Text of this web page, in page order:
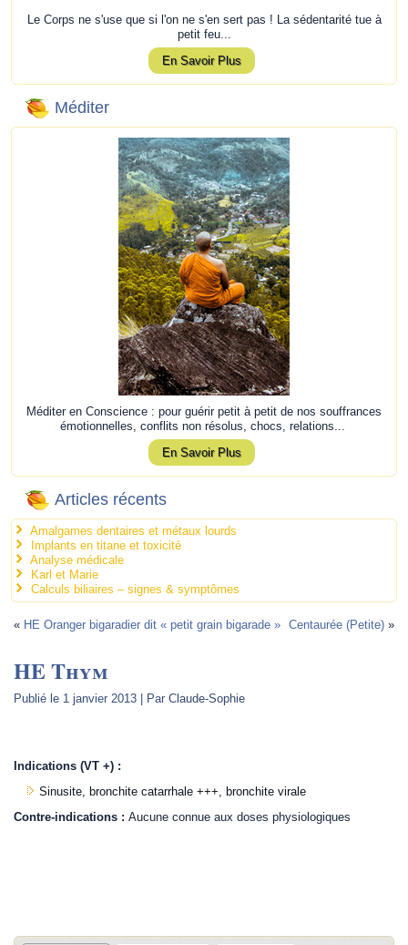
Le Corps ne s'use que si l'on ne s'en sert pas ! La sédentarité tue à
petit feu...
En Savoir Plus
Méditer
Méditer en Conscience : pour guérir petit à petit de nos souffrances
émotionnelles, conflits non résolus, chocs, relations...
En Savoir Plus
Articles récents
Amalgames dentaires et métaux lourds
Implants en titane et toxicité
Analyse médicale
Karl et Marie
Calculs biliaires – signes & symptômes
« HE Oranger bigaradier dit « petit grain bigarade » Centaurée (Petite)»
HE Thym
Publié le 1 janvier 2013 | Par Claude-Sophie
Indications (VT +) :
Sinusite, bronchite catarrhale +++, bronchite virale
Contre-indications :Aucune connue aux doses physiologiques